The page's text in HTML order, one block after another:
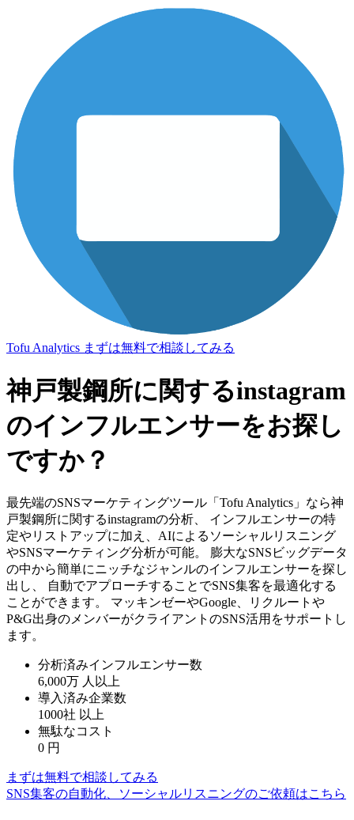
Tofu Analytics まずは無料で相談してみる
神戸製鋼所に関するinstagram
のインフルエンサーをお探し
ですか？
最先端のSNSマーケティングツール「Tofu Analytics」なら神
戸製鋼所に関するinstagramの分析、 インフルエンサーの特
定やリストアップに加え、AIによるソーシャルリスニング
やSNSマーケティング分析が可能。 膨大なSNSビッグデータ
の中から簡単にニッチなジャンルのインフルエンサーを探し
出し、 自動でアプローチすることでSNS集客を最適化する
ことができます。 マッキンゼーやGoogle、リクルートや
P&G出身のメンバーがクライアントのSNS活用をサポートし
ます。
分析済みインフルエンサー数
6,000万 人以上
導入済み企業数
1000社 以上
無駄なコスト
0 円
まずは無料で相談してみる
SNS集客の自動化、ソーシャルリスニングのご依頼はこちら